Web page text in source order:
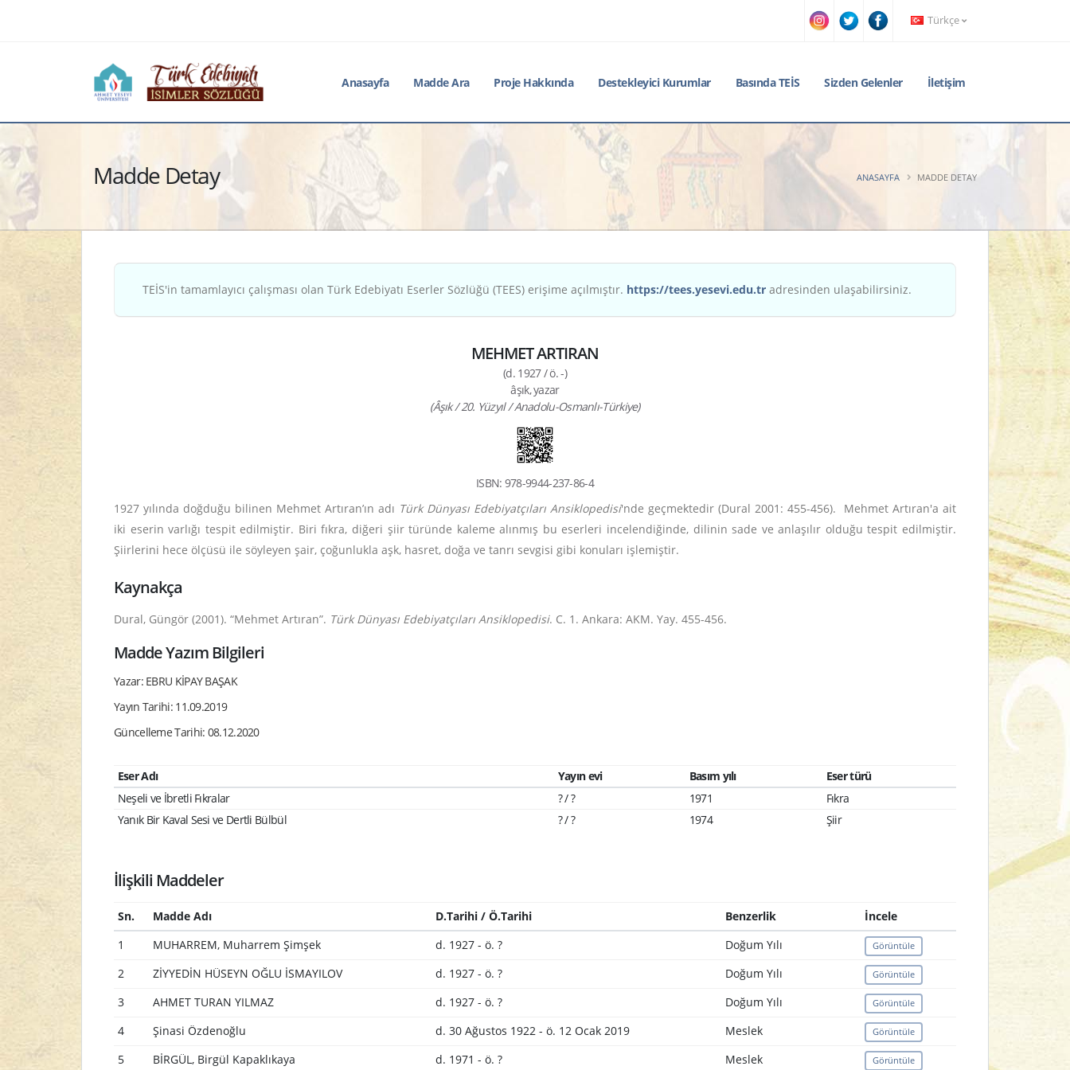
Türkçe
Anasayfa Madde Ara Proje Hakkında Destekleyici Kurumlar Basında TEİS Sizden Gelenler İletişim
Madde Detay ANASAYFA MADDE DETAY
TEİS'in tamamlayıcı çalışması olan Türk Edebiyatı Eserler Sözlüğü (TEES) erişime açılmıştır. https://tees.yesevi.edu.tr adresinden ulaşabilirsiniz.
MEHMET ARTIRAN
(d. 1927 / ö. -)
âşık, yazar
(Âşık / 20. Yüzyıl / Anadolu-Osmanlı-Türkiye)
ISBN: 978-9944-237-86-4
1927 yılında doğduğu bilinen Mehmet Artıran’ın adı Türk Dünyası Edebiyatçıları Ansiklopedisi'nde geçmektedir (Dural 2001: 455-456). Mehmet Artıran'a ait
iki eserin varlığı tespit edilmiştir. Biri fıkra, diğeri şiir türünde kaleme alınmış bu eserleri incelendiğinde, dilinin sade ve anlaşılır olduğu tespit edilmiştir.
Şiirlerini hece ölçüsü ile söyleyen şair, çoğunlukla aşk, hasret, doğa ve tanrı sevgisi gibi konuları işlemiştir.
Kaynakça
Dural, Güngör (2001). “Mehmet Artıran”. Türk Dünyası Edebiyatçıları Ansiklopedisi. C. 1. Ankara: AKM. Yay. 455-456.
Madde Yazım Bilgileri
Yazar: EBRU KİPAY BAŞAK
Yayın Tarihi: 11.09.2019
Güncelleme Tarihi: 08.12.2020
Eser Adı Yayın evi Basım yılı
Eser türü
Neşeli ve İbretli Fıkralar
? / ? 1971
Fıkra
Yanık Bir Kaval Sesi ve Dertli Bülbül
? / ? 1974 Şiir
İlişkili Maddeler
Sn. Madde Adı D.Tarihi / Ö.Tarihi Benzerlik
İncele
1
MUHARREM, Muharrem Şimşek d. 1927 - ö. ? Doğum Yılı Görüntüle
2 ZİYYEDİN HÜSEYN OĞLU İSMAYILOV d. 1927 - ö. ? Doğum Yılı Görüntüle
3 AHMET TURAN YILMAZ d. 1927 - ö. ? Doğum Yılı Görüntüle
4 Şinasi Özdenoğlu d. 30 Ağustos 1922 - ö. 12 Ocak 2019 Meslek Görüntüle
5 BİRGÜL, Birgül Kapaklıkaya d. 1971 - ö. ? Meslek Görüntüle